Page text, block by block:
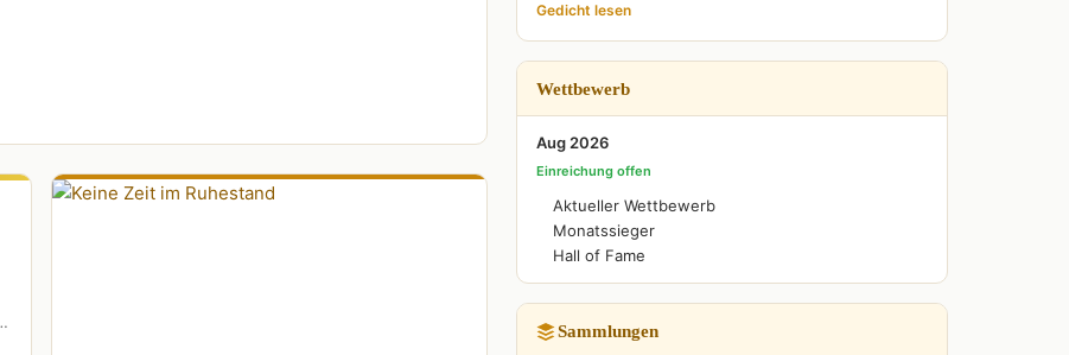
Gedicht lesen
Wettbewerb
Aug 2026
Einreichung offen
Aktueller Wettbewerb
Monatssieger
Hall of Fame
Sammlungen